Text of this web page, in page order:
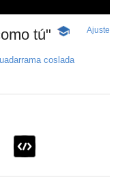
tú"
-
educativo
Ajuste
coslada